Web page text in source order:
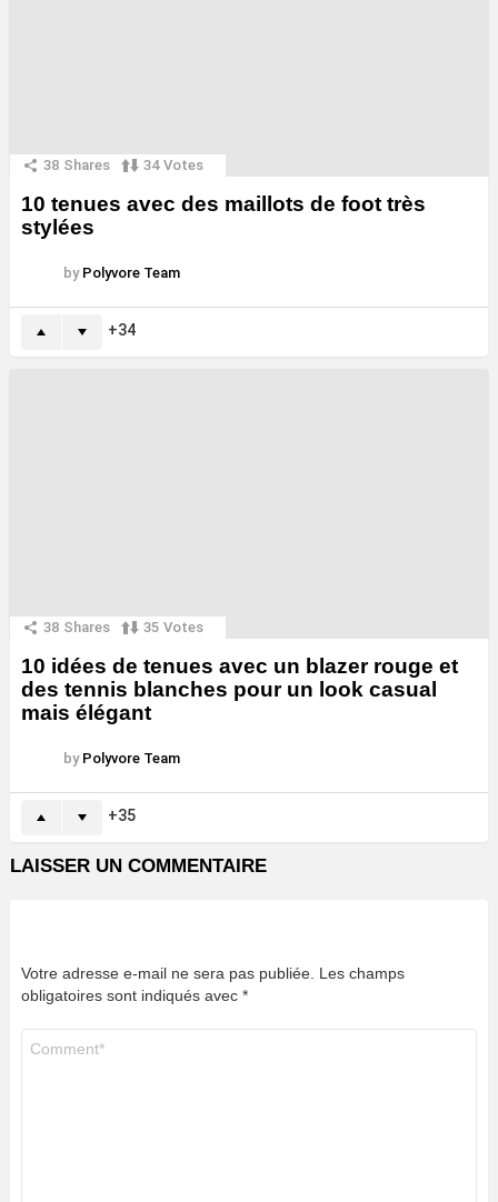
38 Shares 34 Votes
10 tenues avec des maillots de foot très
stylées
by Polyvore Team
34
38 Shares 35 Votes
10 idées de tenues avec un blazer rouge et
des tennis blanches pour un look casual
mais élégant
by Polyvore Team
35
LAISSER UN COMMENTAIRE
Votre adresse e-mail ne sera pas publiée. Les champs
obligatoires sont indiqués avec *